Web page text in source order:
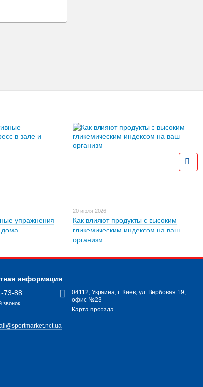
упражнения
дома
20 июля 2026
Как влияют продукты с высоким
гликемическим индексом на ваш
организм
информация
73-88
звонок
04112, Украина, г. Киев, ул. Вербовая 19,
офис №23
Карта проезда